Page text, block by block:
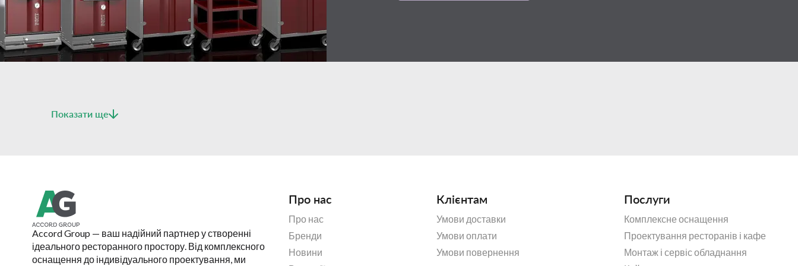
Lubiana – польський бренд, який забезпечує дуже високу якість продукції і гарантує високі
Показати ще
Accord Group — ваш надійний партнер у створенні
ідеального ресторанного простору. Від комплексного
оснащення до індивідуального проектування, ми
Про нас
Про нас
Бренди
Новини
Клієнтам
Умови доставки
Умови оплати
Умови повернення
Послуги
Комплексне оснащення
Проектування ресторанів і кафе
Монтаж і сервіс обладнання